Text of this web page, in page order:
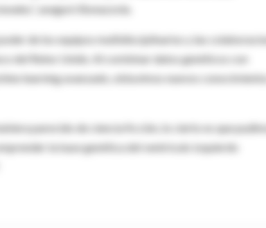
aseguró Bonazzola.
de los equipos multidisciplinarios y las
del Reino Unido. Al combinar datos genéticos con
learning avanzado, obtuvimos nuevos
parecido de ciencia ficción, lo cierto es que
la base genética del ventrículo izquierdo